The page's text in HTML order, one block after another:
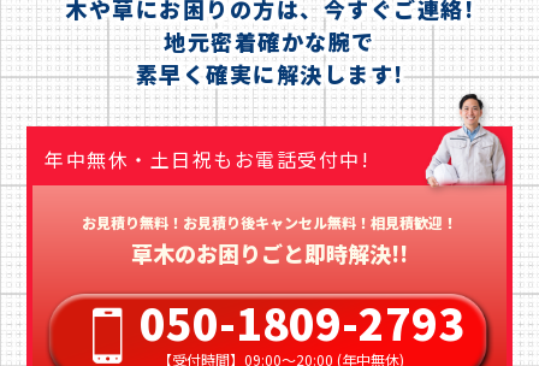
木や草にお困りの方は、今すぐご連絡!
地元密着確かな腕で
素早く確実に解決します!
年中無休・土日祝もお電話受付中!
お見積り無料！お見積り後キャンセル無料！相見積歓迎！
草木のお困りごと即時解決!!
050-1809-2793
【受付時間】09:00〜20:00 (年中無休)